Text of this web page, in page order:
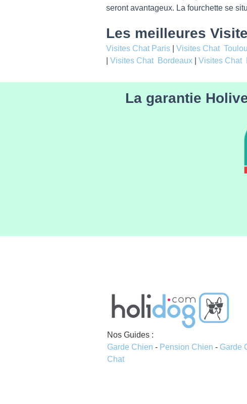
seront avantageux. La fourchette se
Les meilleures
Visites Chat Paris| Visites Chat
Visites Chat Bordeaux| Visites Chat
La garantie
Nos Guides :
Garde Chien - Pension Chien - Garde
Chat